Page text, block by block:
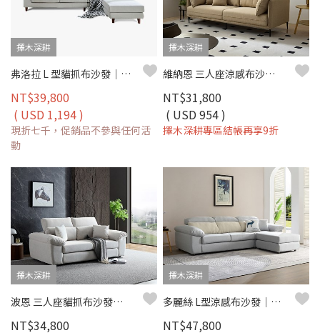
擇木深耕
弗洛拉 L 型貓抓布沙發｜獨立筒坐墊 × 防潑水耐磨 × 可拆洗布套 × 移動腳椅–擇木深耕
NT$39,800
( USD 1,194 )
現折七千，促銷品不參與任何活
動
擇木深耕
維納恩 三人座涼感布沙發｜清新機能涼感布 × 高密度彈力坐墊 × 金屬高腳設計 – 擇木深耕系列
NT$31,800
( USD 954 )
擇木深耕專區結帳再享9折
擇木深耕
波恩 三人座貓抓布沙發｜比利時貓抓布 × 可調式頭靠 × 寬扶手設計 – 擇木深耕
NT$34,800
擇木深耕
多麗絲 L型涼感布沙發｜清新機能涼感布 × 高密度彈力坐墊 × 可拆洗布套 – 擇木深耕系列
NT$47,800